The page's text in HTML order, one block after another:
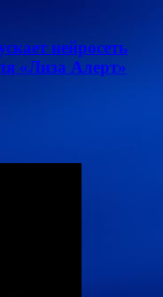
нейросеть
«Лиза Алерт»